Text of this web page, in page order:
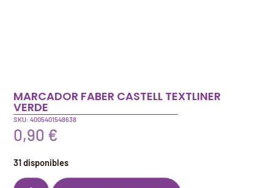
MARCADOR FABER CASTELL TEXTLINER
VERDE
SKU: 4005401548638
0,90 €
31 disponibles